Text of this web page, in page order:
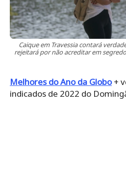
Caique em Travessia contará
rejeitará por não acreditar em
Melhores do Ano da Globo+
indicados de 2022 do